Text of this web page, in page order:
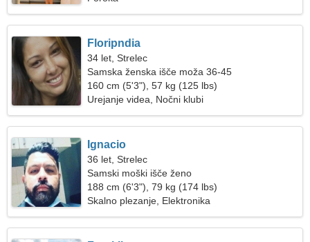
Floripndia
34 let, Strelec
Samska ženska išče moža 36-45
160 cm (5'3"), 57 kg (125 lbs)
Urejanje videa, Nočni klubi
Ignacio
36 let, Strelec
Samski moški išče ženo
188 cm (6'3"), 79 kg (174 lbs)
Skalno plezanje, Elektronika